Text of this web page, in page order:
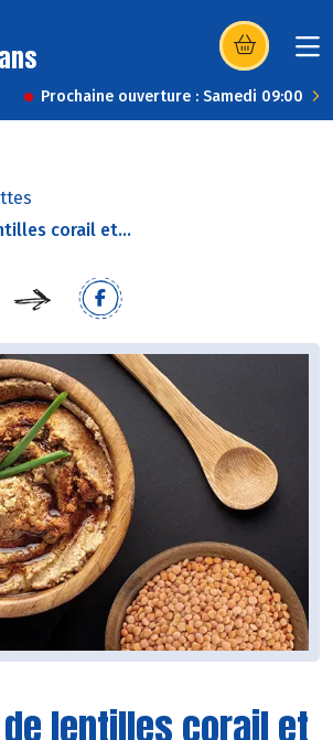
(s’ouvre dans
Prochaine ouverture : Samedi 09:00
corail et...
lentilles corail et